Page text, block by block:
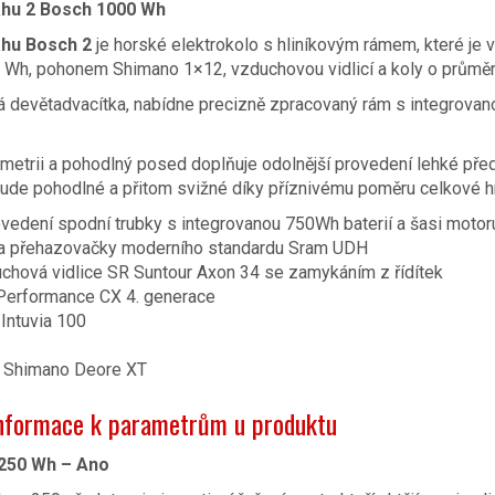
2 Bosch 1000 Wh
Bosch 2je horské elektrokolo s hliníkovým rámem, které je
pohonem Shimano 1×12, vzduchovou vidlicí a koly o
devětadvacítka, nabídne precizně zpracovaný rám s
a pohodlný posed doplňuje odolnější provedení lehké
pohodlné a přitom svižné díky příznivému poměru celkové
spodní trubky s integrovanou 750Wh baterií a šasi
přehazovačky moderního standardu Sram UDH
vidlice SR Suntour Axon 34 se zamykáním z řídítek
CX 4. generace
100
Deore XT
k parametrům u produktu
Wh – Ano